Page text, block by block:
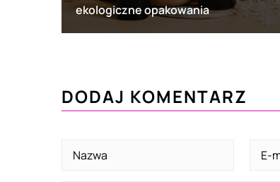
ekologiczne opakowania
DODAJ KOMENTARZ